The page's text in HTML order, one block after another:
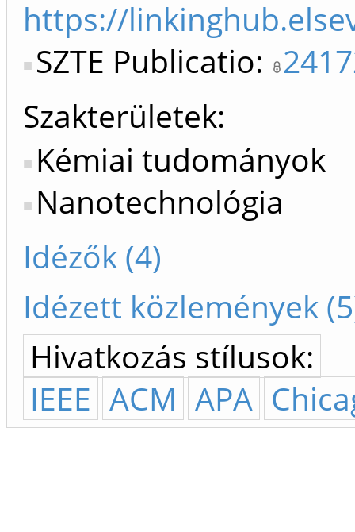
https://
SZTE Publicatio:
Szakterületek:
Kémiai tudományok
Nanotechnológia
Idézők (4)
Idézett közlemények
Hivatkozás stílusok:
IEEE ACM APA